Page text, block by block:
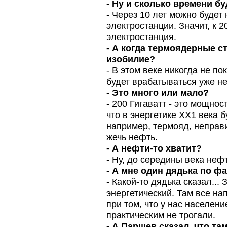
- Ну и сколько времени
- Через 10 лет можно будет
электростанции. Значит, к
электростанция.
- А когда термоядерные
изобилие?
- В этом веке никогда не
будет врабатываться уже
- Это много или мало?
- 200 Гигаватт - это
что в энергетике ХХ1 века
например, термояд,
жечь нефть.
- А нефти-то хватит?
- Ну, до середины века
- А мне один дядька по
- Какой-то дядька сказал...
энергетический. Там все
при том, что у нас
практическим не трогали.